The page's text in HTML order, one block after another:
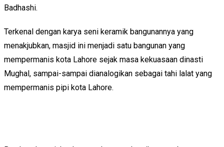
Badhashi.
Terkenal dengan karya seni keramik bangunannya yang
menakjubkan, masjid ini menjadi satu bangunan yang
mempermanis kota Lahore sejak masa kekuasaan dinasti
Mughal, sampai-sampai dianalogikan sebagai tahi lalat yang
mempermanis pipi kota Lahore.